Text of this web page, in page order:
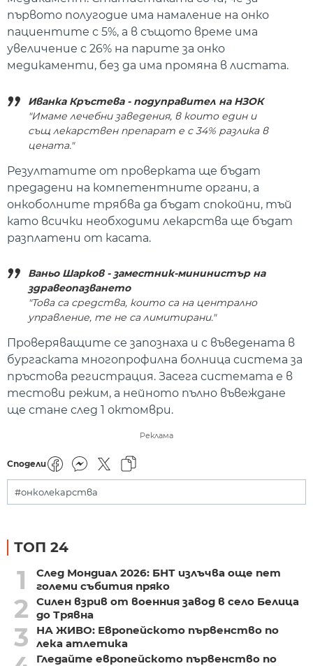
първото полугодие има намаление на онко
пациентите с 5%, а в същото време има
увеличение с 26% на парите за онко
медикаменти, без да има промяна в листата.
Иванка Кръстева - подуправител на НЗОК
"Имаме лечебни заведения, в които един и
същ лекарствен препарат е с 34% разлика в
цената."
Резултатите от проверката ще бъдат
предадени на компетентните органи, а
онкоболните трябва да бъдат спокойни, тъй
като всички необходими лекарства ще бъдат
разплатени от касата.
Ваньо Шарков - заместник-мининистър на
здравеопазването
"Това са средства, които са на централно
управление, те не са лимитирани."
Проверяващите се запознаха и с въведената в
бургаската многопрофилна болница система за
пръстова регистрация. Засега системата е в
тестови режим, а нейното пълно въвеждане
ще стане след 1 октомври.
Реклама
Сподели
#онколекарства
ТОП 24
1
След Мондиал 2026: БНТ излъчва още пет
големи събития пряко
2
Силен взрив от военния завод в село Белица
до Трявна
3
НА ЖИВО: Европейското първенство по
лека атлетика
Гледайте европейското първенство по